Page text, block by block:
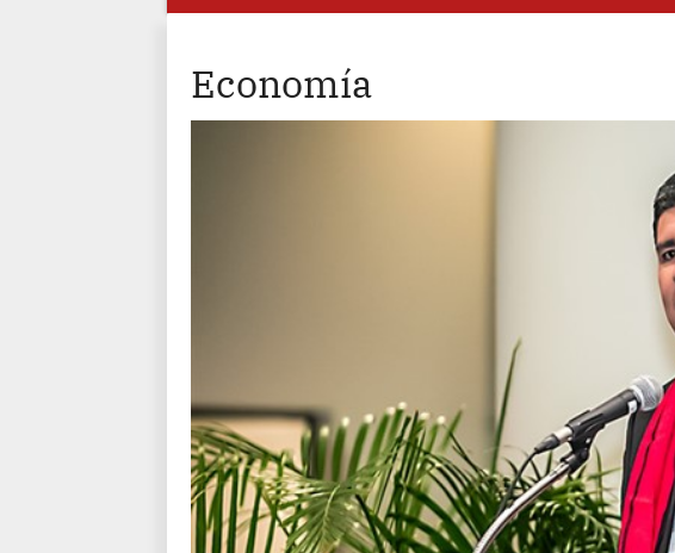
Economía